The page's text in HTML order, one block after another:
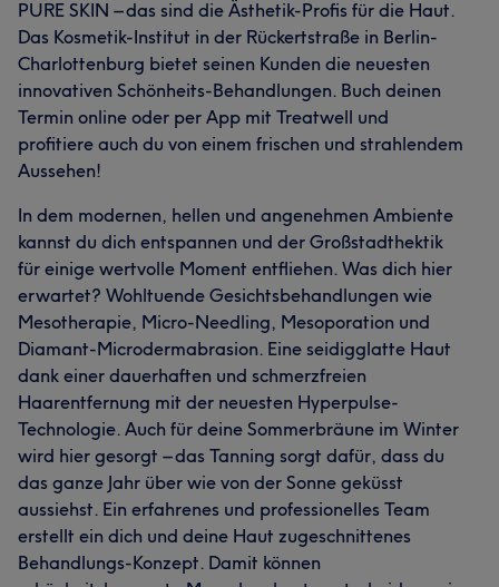
PURE SKIN – das sind die Ästhetik-Profis für die Haut.
Das Kosmetik-Institut in der Rückertstraße in Berlin-
Charlottenburg bietet seinen Kunden die neuesten
innovativen Schönheits-Behandlungen. Buch deinen
Termin online oder per App mit Treatwell und
profitiere auch du von einem frischen und strahlendem
Aussehen!
In dem modernen, hellen und angenehmen Ambiente
kannst du dich entspannen und der Großstadthektik
für einige wertvolle Moment entfliehen. Was dich hier
erwartet? Wohltuende Gesichtsbehandlungen wie
Mesotherapie, Micro-Needling, Mesoporation und
Diamant-Microdermabrasion. Eine seidigglatte Haut
dank einer dauerhaften und schmerzfreien
Haarentfernung mit der neuesten Hyperpulse-
Technologie. Auch für deine Sommerbräune im Winter
wird hier gesorgt – das Tanning sorgt dafür, dass du
das ganze Jahr über wie von der Sonne geküsst
aussiehst. Ein erfahrenes und professionelles Team
erstellt ein dich und deine Haut zugeschnittenes
Behandlungs-Konzept. Damit können